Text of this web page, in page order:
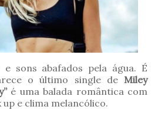
e sons abafados pela água. É
o último single de Miley
é uma balada romântica com
e clima melancólico.